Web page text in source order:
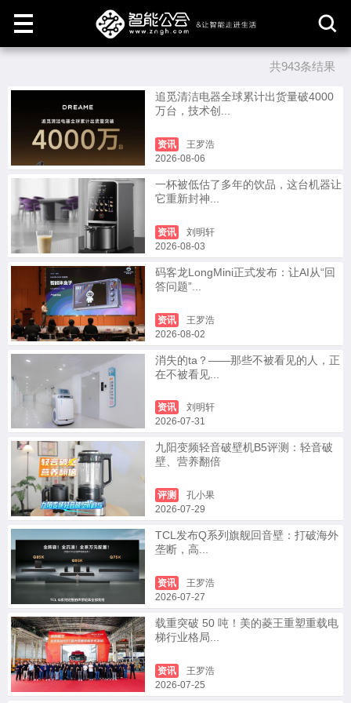
共943条结果
追觅清洁电器全球累计出货量破4000
万台，技术创...
资讯
王罗浩
2026-08-06
一杯被低估了多年的饮品，这台机器让
它重新封神...
资讯
刘明轩
2026-08-03
码客龙LongMini正式发布：让AI从“回
答问题”...
资讯
王罗浩
2026-08-02
消失的ta？——那些不被看见的人，正
在不被看见...
资讯
刘明轩
2026-07-31
九阳变频轻音破壁机B5评测：轻音破
壁、营养翻倍
评测
孔小果
2026-07-29
TCL发布Q系列旗舰回音壁：打破海外
垄断，高...
资讯
王罗浩
2026-07-27
载重突破 50 吨！美的菱王重塑重载电
梯行业格局...
资讯
王罗浩
2026-07-25